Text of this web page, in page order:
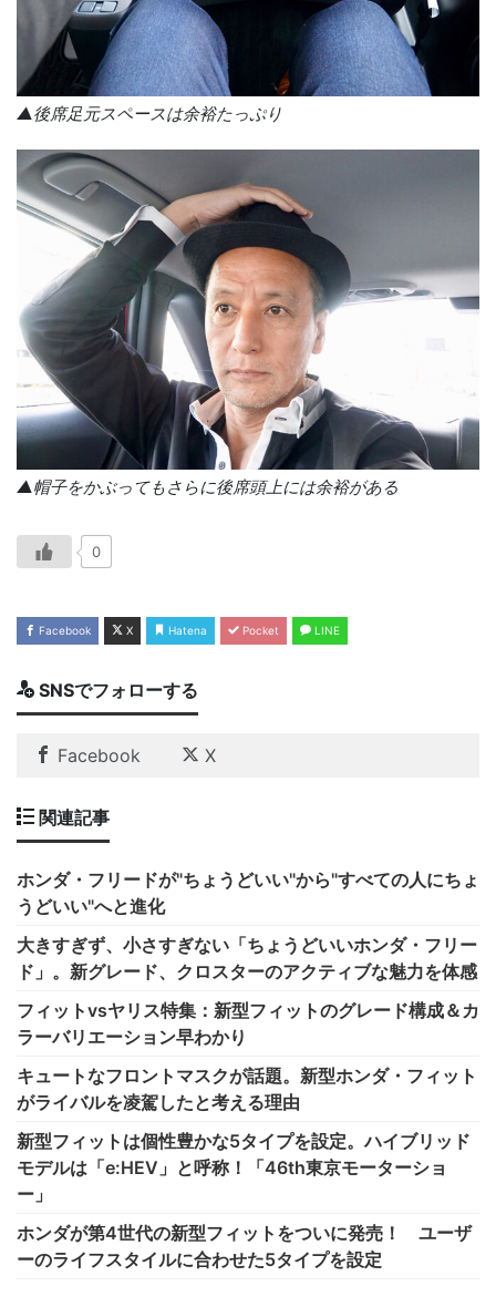
▲後席足元スペースは余裕たっぷり
▲帽子をかぶってもさらに後席頭上には余裕がある
0
Facebook X Hatena Pocket LINE
SNSでフォローする
Facebook X
関連記事
ホンダ・フリードが"ちょうどいい"から"すべての人にちょ
うどいい"へと進化
大きすぎず、小さすぎない「ちょうどいいホンダ・フリー
ド」。新グレード、クロスターのアクティブな魅力を体感
フィットvsヤリス特集：新型フィットのグレード構成＆カ
ラーバリエーション早わかり
キュートなフロントマスクが話題。新型ホンダ・フィット
がライバルを凌駕したと考える理由
新型フィットは個性豊かな5タイプを設定。ハイブリッド
モデルは「e:HEV」と呼称！「46th東京モーターショ
ー」
ホンダが第4世代の新型フィットをついに発売！ ユーザ
ーのライフスタイルに合わせた5タイプを設定